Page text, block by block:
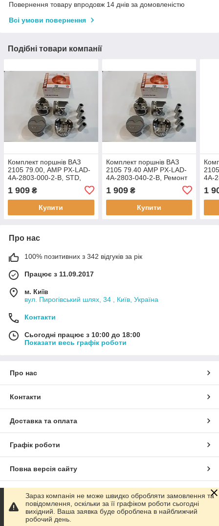
Повернення товару впродовж 14 днів за домовленістю
Всі умови повернення
Подібні товари компанії
Комплект поршнів ВАЗ
2105 79.00, AMP PX-LAD-
4A-2803-000-2-B, STD,
1 909 ₴
Купити
Комплект поршнів ВАЗ
2105 79.40 AMP PX-LAD-
4A-2803-040-2-B, Ремонт
1 909₴
Купити
4A-
1
Про нас
100% позитивних з 342 відгуків за рік
Працює з 11.09.2017
м. Київ
вул. Пирогівський шлях, 34 , Київ, Україна
Контакти
Сьогодні працює з 10:00 до 18:00
Показати весь графік роботи
Про нас
Контакти
Доставка та оплата
Графік роботи
Повна версія сайту
Сайт створено на маркетплейсі Prom.ua
Політика конфіденційності
Зараз компанія не може швидко обробляти замовлення та
повідомлення, оскільки за її графіком роботи сьогодні
вихідний. Ваша заявка буде оброблена в найближчий
робочий день.